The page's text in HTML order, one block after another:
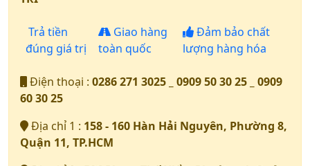
Trả tiền
đúng giá trị
Giao hàng
toàn quốc
Đảm bảo chất
lượng hàng hóa
Điện thoại : 0286 271 3025 _ 0909 50 30 25 _ 0909
60 30 25
Địa chỉ 1 : 158 - 160 Hàn Hải Nguyên, Phường 8,
Quận 11, TP.HCM